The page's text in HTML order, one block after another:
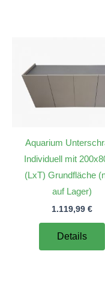
Aquarium
Individuell mit
(LxT) Grundfläche
auf Lager)
1.119,99€
Details